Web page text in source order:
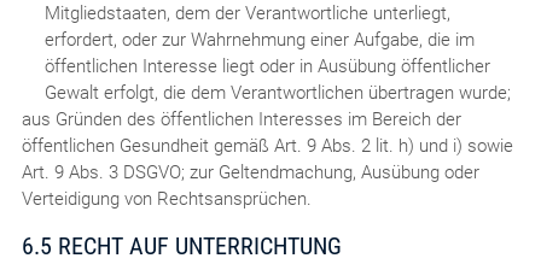
Mitgliedstaaten, dem der Verantwortliche unterliegt,
erfordert, oder zur Wahrnehmung einer Aufgabe, die im
öffentlichen Interesse liegt oder in Ausübung öffentlicher
Gewalt erfolgt, die dem Verantwortlichen übertragen wurde;
aus Gründen des öffentlichen Interesses im Bereich der
öffentlichen Gesundheit gemäß Art. 9 Abs. 2 lit. h) und i) sowie
Art. 9 Abs. 3 DSGVO; zur Geltendmachung, Ausübung oder
Verteidigung von Rechtsansprüchen.
6.5 RECHT AUF UNTERRICHTUNG